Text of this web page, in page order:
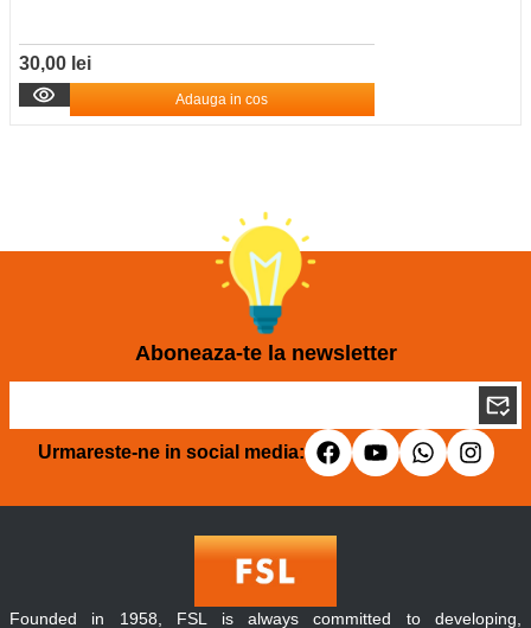
30,00 lei
Adauga in cos
Aboneaza-te la newsletter
Urmareste-ne in social media:
Founded in 1958, FSL is always committed to developing,